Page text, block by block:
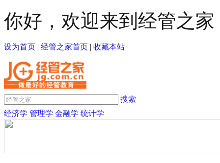
你好，欢迎来到经管之家
设为首页 | 经管之家首页 | 收藏本站
搜索
经济学 管理学 金融学 统计学